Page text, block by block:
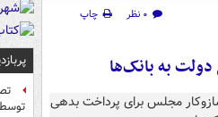
۰ نظر
چاپ
به بانک‌ها